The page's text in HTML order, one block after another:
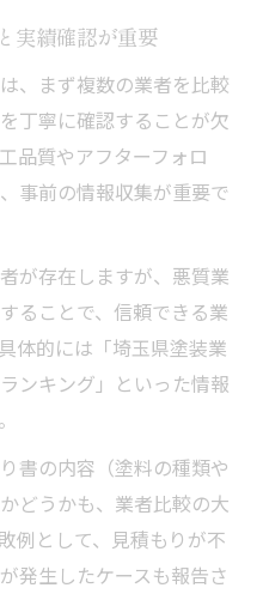
トラブル事例と回避
被害とその見抜き方
の特徴を徹底解説
た外壁塗装術
件と申請手順をわかり
制度を有効活用する
実績確認が重要
、まず複数の業者を比較
丁寧に確認することが欠
品質やアフターフォロ
事前の情報収集が重要で
が存在しますが、悪質業
ることで、信頼できる業
体的には「埼玉県塗装業
ンキング」といった情報
書の内容（塗料の種類や
どうかも、業者比較の大
例として、見積もりが不
発生したケースも報告さ